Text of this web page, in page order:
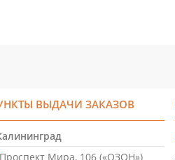
ВЫДАЧИ ЗАКАЗОВ
Мира, 106 («ОЗОН»)